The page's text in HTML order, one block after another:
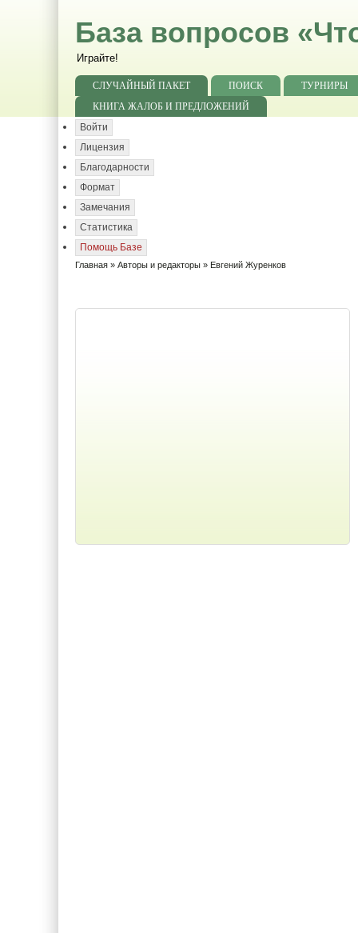
База вопросов
Играйте!
СЛУЧАЙНЫЙ ПАКЕТ ПОИСК
ТУРНИРЫ
КНИГА ЖАЛОБ И ПРЕДЛОЖЕНИЙ
Войти
Лицензия
Благодарности
Формат
Замечания
Статистика
Помощь Базе
Главная » Авторы и редакторы » Евгений Журенков